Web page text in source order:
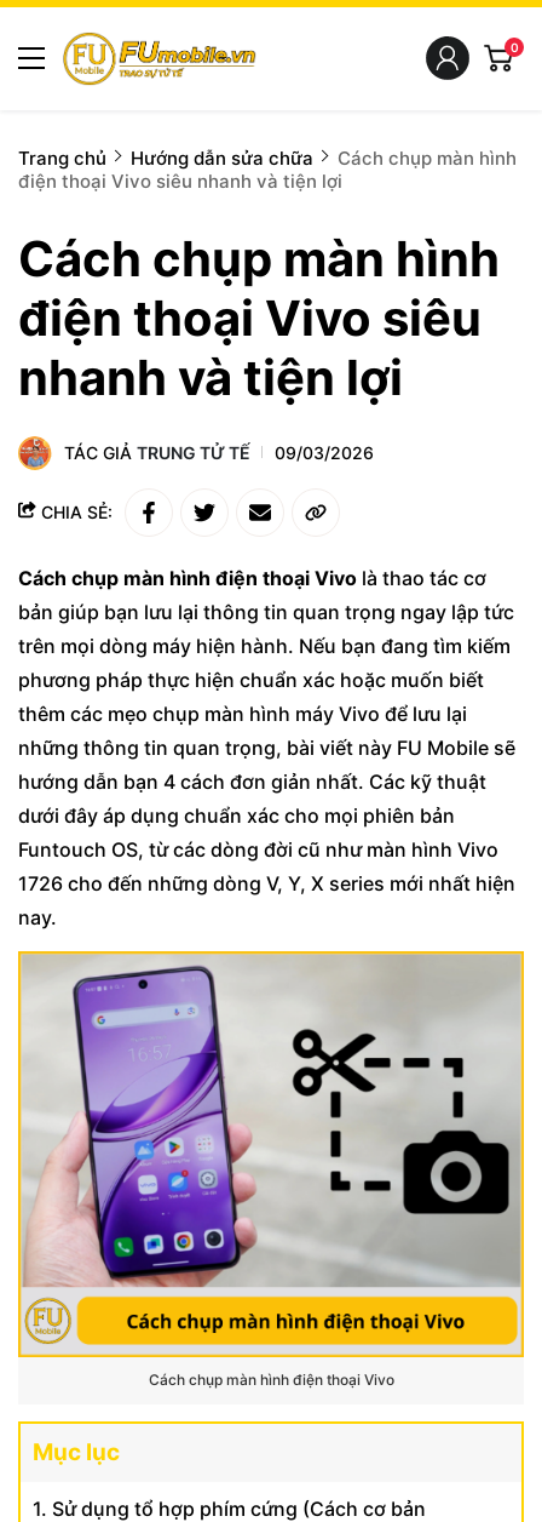
0
Trang chủ Hướng dẫn sửa chữa
Cách chụp màn hình
điện thoại Vivo siêu nhanh và tiện lợi
Cách chụp màn hình
điện thoại Vivo siêu
nhanh và tiện lợi
TÁC GIẢ TRUNG TỬ TẾ 09/03/2026
CHIA SẺ:
Cách chụp màn hình điện thoại Vivo là thao tác cơ
bản giúp bạn lưu lại thông tin quan trọng ngay lập tức
trên mọi dòng máy hiện hành. Nếu bạn đang tìm kiếm
phương pháp thực hiện chuẩn xác hoặc muốn biết
thêm các mẹo chụp màn hình máy Vivo để lưu lại
những thông tin quan trọng, bài viết này FU Mobile sẽ
hướng dẫn bạn 4 cách đơn giản nhất. Các kỹ thuật
dưới đây áp dụng chuẩn xác cho mọi phiên bản
Funtouch OS, từ các dòng đời cũ như màn hình Vivo
1726 cho đến những dòng V, Y, X series mới nhất hiện
nay.
Cách chụp màn hình điện thoại Vivo
Mục lục
1. Sử dụng tổ hợp phím cứng (Cách cơ bản